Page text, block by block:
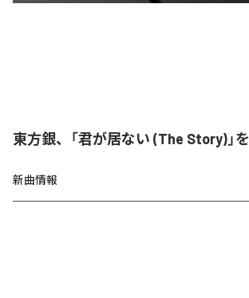
東方銀、「君が居ない (The Story)」
新曲情報